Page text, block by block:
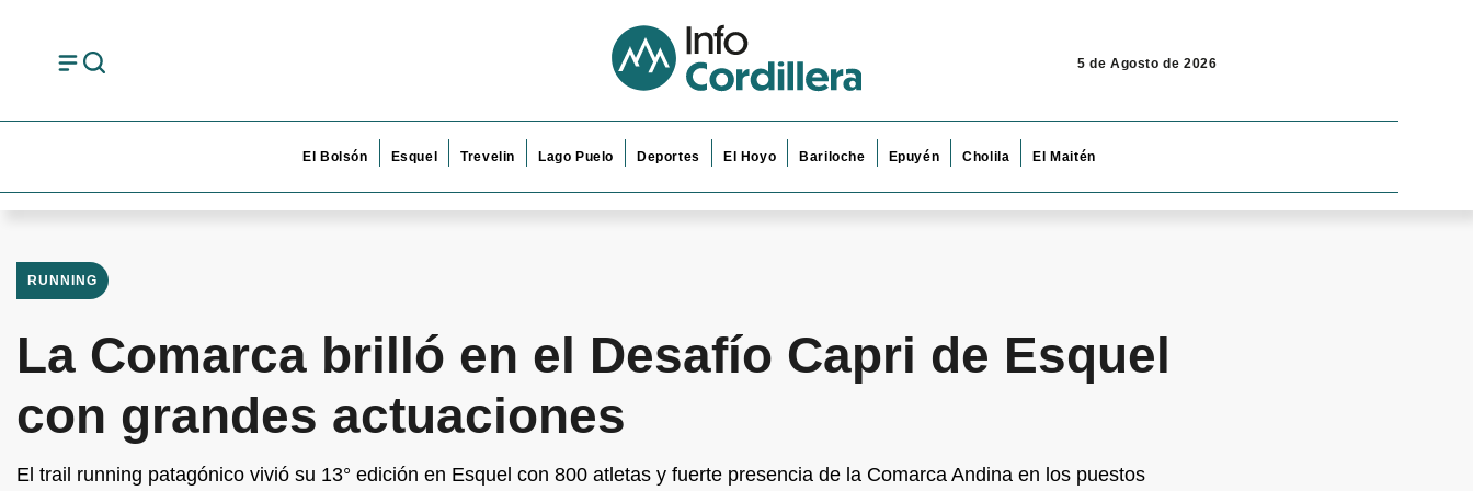
5 de Agosto de 2026
El Bolsón Esquel Trevelin Lago Puelo Deportes El Hoyo Bariloche Epuyén Cholila El Maitén
RUNNING
La Comarca brilló en el Desafío Capri de Esquel
con grandes actuaciones
El trail running patagónico vivió su 13° edición en Esquel con 800 atletas y fuerte presencia de la Comarca Andina en los puestos